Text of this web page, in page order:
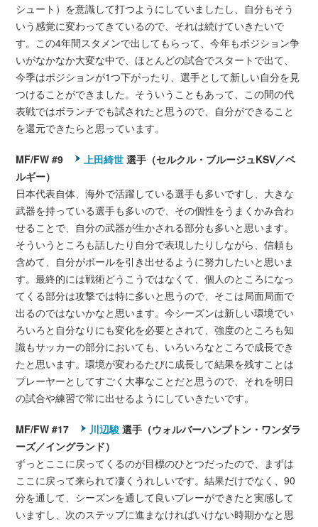
シュート）を意識して打つようにしていましたし、自分もそう
いう感覚に変わってきているので、それは続けていきたいで
す。この4年間スタメンで出してもらって、今年もポジション争
いがなかなか大変な中で、ほとんどの試合でスタートで出て、
今季はポジションが1つ下がったり、選手として新しい自分を見
つけることができました。そういうこともあって、この間の代
表戦ではボランチでも試されたと思うので、自分ができること
を還元できたらと思っています。
MF/FW #9 上田綺世 選手（セルクル・ブルージュKSV／ベ
ルギー）
日本代表自体、海外で活躍している選手も多いですし、大きな
武器を持っている選手も多いので、その個性をうまくかみ合わ
せることで、自分の武器が生かされる部分も多いと思います。
そういうところも話したり自分で表現したりしながら、信頼も
含めて、自分がボールを引き出せるように努力したいと思いま
す。最終的には戦術どうこうではなくて、個人のところになっ
てくる部分は攻撃では特に多いと思うので、そこは局面局面で
出るのではないかなと思います。今シーズンは新しい環境でい
ろいろと自分なりにも変化を必要とされて、強度のところも知
識もサッカーの部分においても、いろいろなところで成長でき
たと思います。環境が変わるたびに成長して結果を残すことは
プレーヤーとしてすごく大事なことだと思うので、それを明日
の試合や練習で常に出せるようにしていきたいです。
MF/FW #17 川辺駿 選手（ウォルバーハンプトン・ワンダラ
ーズ／イングランド）
ずっとここに戻ってくるのが目標のひとつだったので、まずは
ここに戻って来られて凄くうれしいです。結果だけでなく、90
分を通して、シーズンを通して良いプレーができたと実感して
いますし、次のステップに進まなければいけない時期かなと思